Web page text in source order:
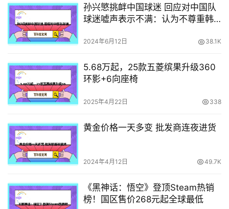
孙兴慜挑衅中国球迷 回应对中国队
球迷嘘声表示不满：认为不尊重韩
2024年6月12日 38.1K
5.68万起，25款五菱缤果升级360
环影+6向座椅
2025年4月22日 338
黄金价格一天多变 批发商连夜进货
2024年4月12日 49.7K
《黑神话：悟空》登顶Steam热销
榜！国区售价268元起全球最低